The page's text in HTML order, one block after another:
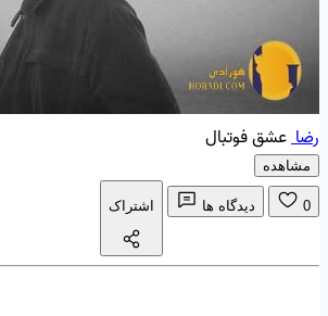
رضاعشق فوتبال
مشاهده
0 دیدگاه ها اشتراک